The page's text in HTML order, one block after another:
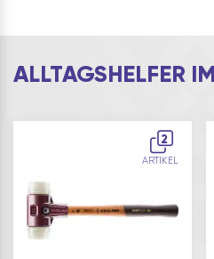
ALLTAGSHELFER
2
ARTIKEL